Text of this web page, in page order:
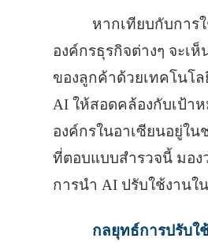
หากเทียบกับการ
องค์กรธุรกิจต่างๆ จะเ
ของลูกค้าด้วยเทคโนโ
AI ให้สอดคล้องกับเป้า
องค์กรในอาเซียนอยู่ใ
ที่ตอบแบบสำรวจนี้ มอง
การนำ AI ปรับใช้งาน
กลยุทธ์การปรับ